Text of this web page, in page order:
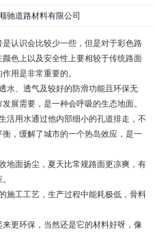
驰道路材料有限公司
认识会比较少一些，但是对于彩色路
色上以及安全性上要相较于传统路面
用是非常重要的。
、透气及较好的防滑功能且环保无
展需要，是一种会呼吸的生态地面。
用水通过他内部细小的孔道排走，不
，缓解了城市的一个热岛效应，是一
面扬尘，夏天比常规路面更凉爽，有
工工艺，生产过程中能耗极低，骨料
更环保，当然还是它的材料好呀，像